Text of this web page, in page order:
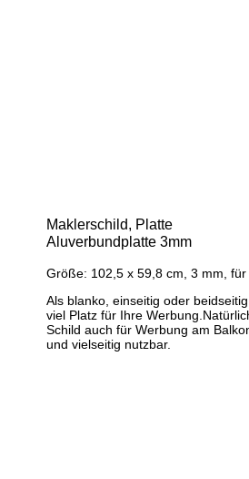
Maklerschild, Platte
Aluverbundplatte 3mm
Größe: 102,5 x 59,8 cm, 3 mm, für
Als blanko, einseitig oder
viel Platz für Ihre
Schild auch für Werbung am
und vielseitig nutzbar.